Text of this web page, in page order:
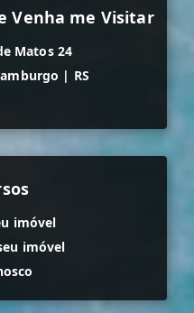
Venha me Visitar
Matos 24
| RS
imóvel
imóvel